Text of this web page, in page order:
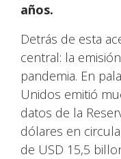
años.
Detrás de esta
central: la
pandemia. En
Unidos emitió
datos de la
dólares en
de USD 15,5